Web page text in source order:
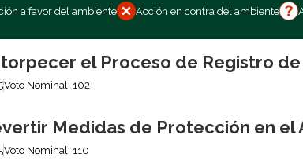
a favor del ambiente Acción en contra del ambiente
el Proceso de Registro
Voto Nominal: 102
Medidas de Protección en el
Voto Nominal: 110